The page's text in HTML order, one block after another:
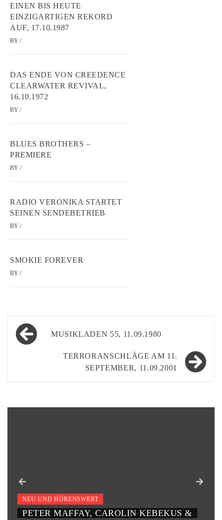
EINEN BIS HEUTE
EINZIGARTIGEN REKORD
AUF, 17.10.1987
BY /
DAS ENDE VON CREEDENCE
CLEARWATER REVIVAL,
16.10.1972
BY /
BLUES BROTHERS –
PREMIERE
BY /
RADIO VERONIKA STARTET
SEINEN SENDEBETRIEB
BY /
SMOKIE FOREVER
BY /
Beitragsnavigation
MUSIKLADEN 55, 11.09.1980
TERRORANSCHLÄGE AM 11.
SEPTEMBER, 11.09.2001
NEU UND HÖRENSWERT